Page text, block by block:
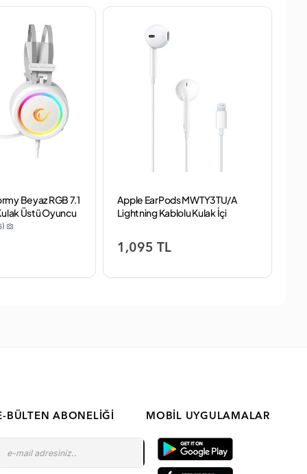
Beyaz RGB 7.1
Üstü Oyuncu
Apple EarPods MWTY3TU/A
Lightning Kablolu Kulak İçi
1,095 TL
BÜLTEN ABONELIĞI MOBIL UYGULAMALAR